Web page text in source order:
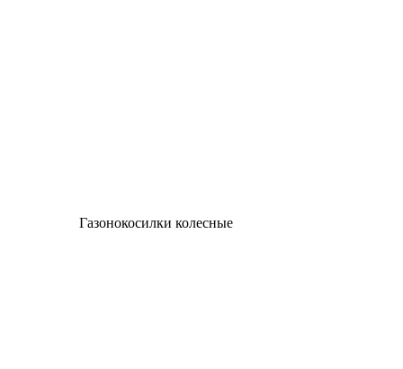
Газонокосилки колесные